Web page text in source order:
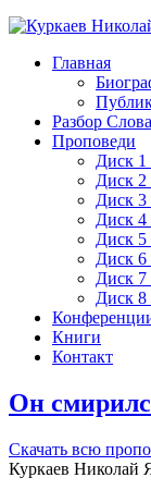
Главная
Разбор Слова
Проповеди
Диск
Диск
Диск
Диск
Диск
Диск
Диск
Диск
Книги
Контакт
Он
Скачать вcю
Куркаев Николай